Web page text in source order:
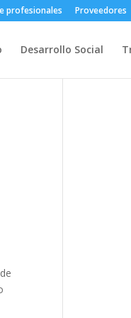
profesionales Proveedores
Desarrollo Social